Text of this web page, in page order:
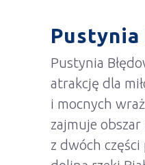
Pustynia
Pustynia
atrakcję dla
i mocnych
zajmuje obszar
z dwóch